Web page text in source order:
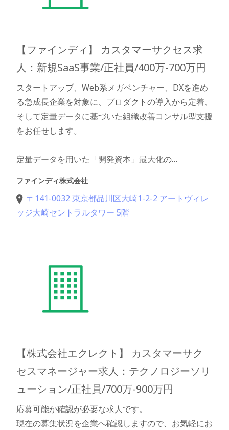
【ファインディ】 カスタマーサクセス求
人：新規SaaS事業/正社員/400万-700万円
スタートアップ、Web系メガベンチャー、DXを進め
る急成長企業を対象に、プロダクトの導入から定着、
そして定量データに基づいた組織改善コンサル型支援
をお任せします。
定量データを用いた「開発資本」最大化の…
ファインディ株式会社
〒141-0032 東京都品川区大崎1-2-2 アートヴィレ
ッジ大崎セントラルタワー 5階
【株式会社エクレクト】 カスタマーサク
セスマネージャー求人：テクノロジーソリ
ューション/正社員/700万-900万円
応募可能か確認が必要な求人です。
現在の募集状況を企業へ確認しますので、お気軽にお